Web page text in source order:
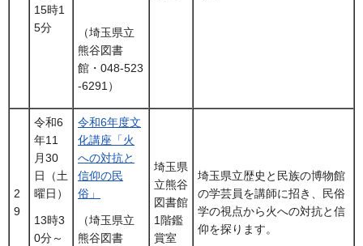
15時1
5分
（埼玉県立
熊谷図書
館・048-523
-6291）
2
9
令和6
年11
月30
日（土
曜日）
13時3
0分～
令和6年度文
化講座「火
への対抗と
信仰の民
俗」
（埼玉県立
熊谷図書
埼玉県
立熊谷
図書館
1階鑑
賞室
埼玉県立歴史と民族の博物館
の学芸員を講師に招き、民俗
学の視点から火への対抗と信
仰を探ります。